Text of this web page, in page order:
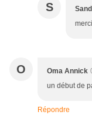
S
O Oma Annick
un début de
Répondre